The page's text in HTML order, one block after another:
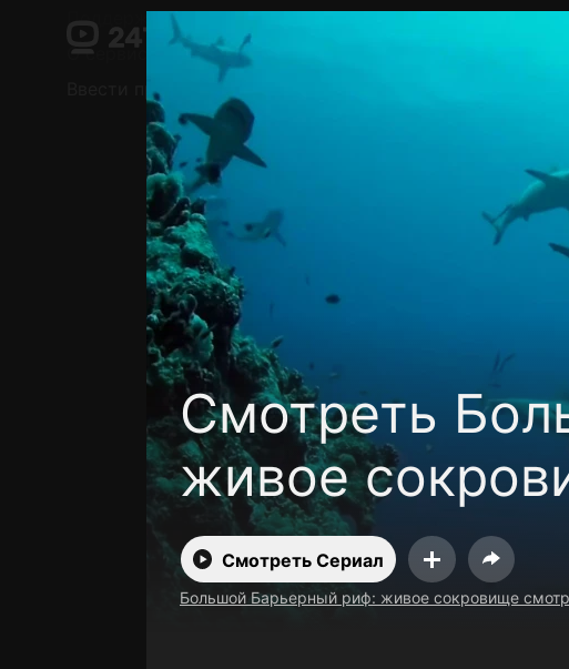
Смотреть
живое
серия 1 сезон
Смотреть Сериал
Большой Барьерный риф: живое сокровище
Поддержка:support@24h.tv
Пользовательское соглашение
Ввести промокод